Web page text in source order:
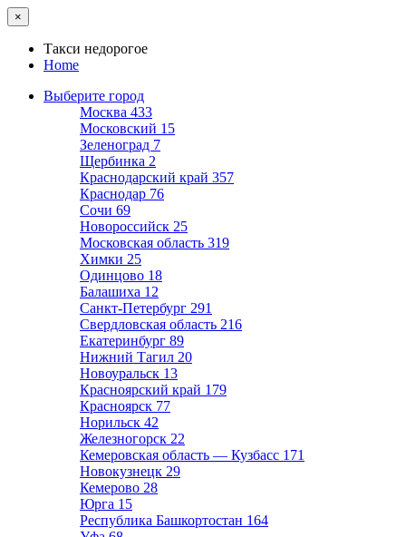
×
Такси недорогое
Home
Выберите город
Москва 433
Московский 15
Зеленоград 7
Щербинка 2
Краснодарский край 357
Краснодар 76
Сочи 69
Новороссийск 25
Московская область 319
Химки 25
Одинцово 18
Балашиха 12
Санкт-Петербург 291
Свердловская область 216
Екатеринбург 89
Нижний Тагил 20
Новоуральск 13
Красноярский край 179
Красноярск 77
Норильск 42
Железногорск 22
Кемеровская область — Кузбасс 171
Новокузнецк 29
Кемерово 28
Юрга 15
Республика Башкортостан 164